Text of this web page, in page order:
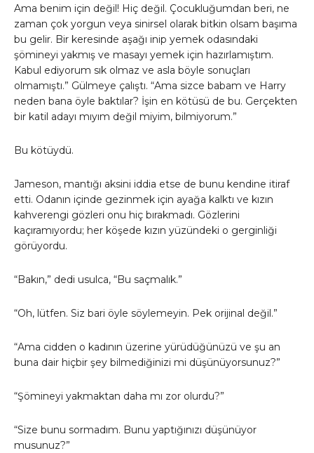
Ama benim için değil! Hiç değil. Çocukluğumdan beri, ne
zaman çok yorgun veya sinirsel olarak bitkin olsam başıma
bu gelir. Bir keresinde aşağı inip yemek odasındaki
şömineyi yakmış ve masayı yemek için hazırlamıştım.
Kabul ediyorum sık olmaz ve asla böyle sonuçları
olmamıştı.” Gülmeye çalıştı. “Ama sizce babam ve Harry
neden bana öyle baktılar? İşin en kötüsü de bu. Gerçekten
bir katil adayı mıyım değil miyim, bilmiyorum.”
Bu kötüydü.
Jameson, mantığı aksini iddia etse de bunu kendine itiraf
etti. Odanın içinde gezinmek için ayağa kalktı ve kızın
kahverengi gözleri onu hiç bırakmadı. Gözlerini
kaçıramıyordu; her köşede kızın yüzündeki o gerginliği
görüyordu.
“Bakın,” dedi usulca, “Bu saçmalık.”
“Oh, lütfen. Siz bari öyle söylemeyin. Pek orijinal değil.”
“Ama cidden o kadının üzerine yürüdüğünüzü ve şu an
buna dair hiçbir şey bilmediğinizi mi düşünüyorsunuz?”
“Şömineyi yakmaktan daha mı zor olurdu?”
“Size bunu sormadım. Bunu yaptığınızı düşünüyor
musunuz?”